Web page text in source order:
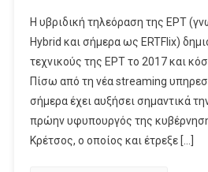
Από
Τον
Λευτέρη
Κρέτσο
Στον
Κωνσταντίνο
Ζούλα
Η υβριδική τηλεόραση της ΕΡΤ
Hybrid και σήμερα ως ERTFlix)
τεχνικούς της ΕΡΤ το 2017 και
Πίσω από τη νέα streaming
σήμερα έχει αυξήσει σημαντικά
πρώην υφυπουργός της
Κρέτσος, ο οποίος και έτρεξε […]